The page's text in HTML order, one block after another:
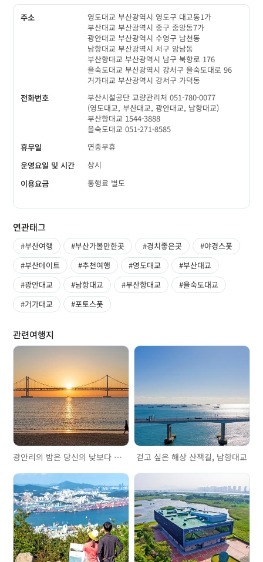
주소
영도대교 부산광역시 영도구 대교동1가
부산대교 부산광역시 중구 중앙동7가
광안대교 부산광역시 수영구 남천동
남항대교 부산광역시 서구 암남동
부산항대교 부산광역시 남구 북항로 176
을숙도대교 부산광역시 강서구 을숙도대로 96
거가대교 부산광역시 강서구 가덕동
전화번호
부산시설공단 교량관리처 051-780-0077
(영도대교, 부산대교, 광안대교, 남항대교)
부산항대교 1544-3888
을숙도대교 051-271-8585
휴무일
연중무휴
운영요일 및 시간
상시
이용요금
통행료 별도
연관태그
#부산여행 #부산가볼만한곳 #경치좋은곳
#야경스폿
#부산데이트
#추천여행 #영도대교
#부산대교
#광안대교
#남항대교 #부산항대교
#을숙도대교
#거가대교
#포토스폿
관련여행지
광안리의 밤은 당신의 낮보다 아름답다 걷고 싶은 해상 산책길, 남항대교